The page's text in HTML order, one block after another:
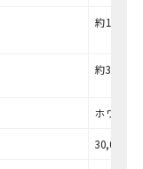
約
約300g
ホワイト
30,000円